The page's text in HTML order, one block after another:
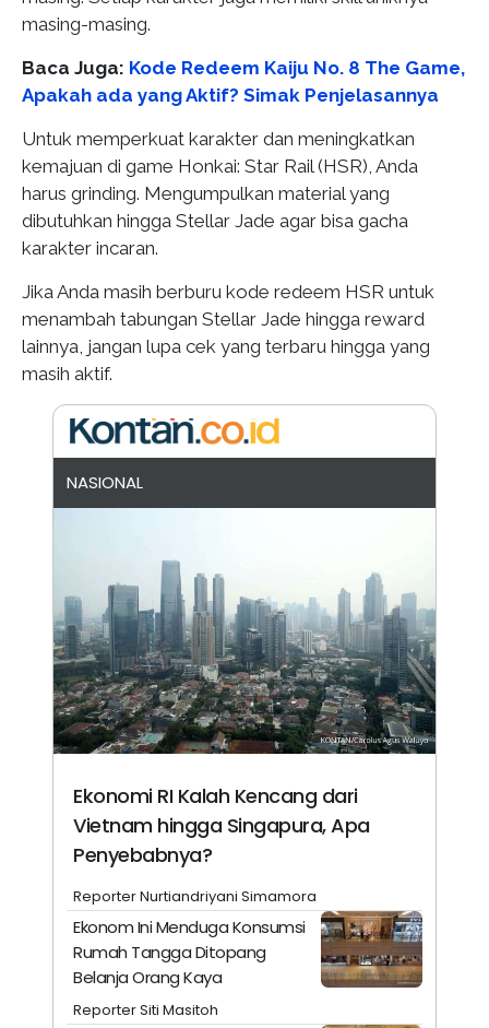
masing-masing.
Baca Juga: Kode Redeem Kaiju No. 8 The Game,
Apakah ada yang Aktif? Simak Penjelasannya
Untuk memperkuat karakter dan meningkatkan
kemajuan di game Honkai: Star Rail (HSR), Anda
harus grinding. Mengumpulkan material yang
dibutuhkan hingga Stellar Jade agar bisa gacha
karakter incaran.
Jika Anda masih berburu kode redeem HSR untuk
menambah tabungan Stellar Jade hingga reward
lainnya, jangan lupa cek yang terbaru hingga yang
masih aktif.
NASIONAL
Ekonomi RI Kalah Kencang dari
Vietnam hingga Singapura, Apa
Penyebabnya?
Reporter Nurtiandriyani Simamora
Ekonom Ini Menduga Konsumsi
Rumah Tangga Ditopang
Belanja Orang Kaya
Reporter Siti Masitoh